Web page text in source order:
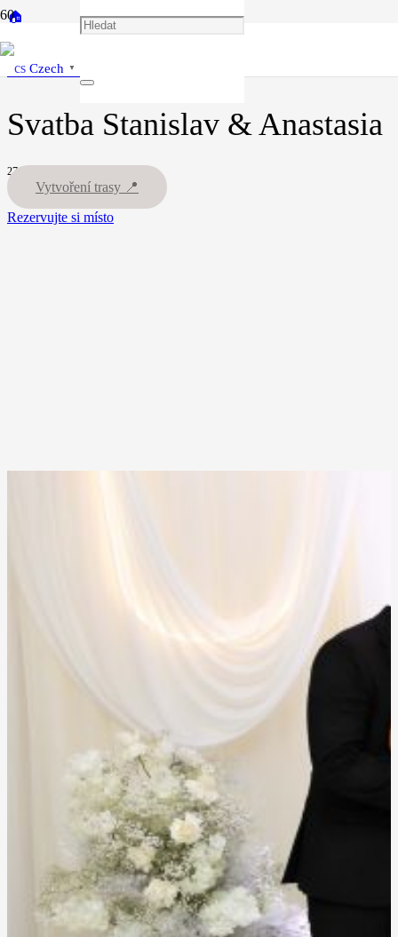
Czech ▼
🏠
Portfolio
Svátby
Svatba Stanislav & Anastasia
Svatba Stanislav & Anastasia
27.10.24
Vytvoření trasy 📍
Rezervujte si místo